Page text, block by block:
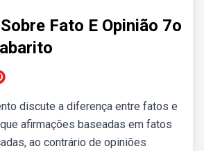
Fato E Opinião 7o
discute a diferença entre fatos e
afirmações baseadas em fatos
ao contrário de opiniões